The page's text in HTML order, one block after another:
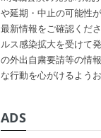
や延期・中止の可能性
最新情報をご確認くだ
ルス感染拡大を受けて
の外出自粛要請等の情
な行動を心がけるよう
ADS